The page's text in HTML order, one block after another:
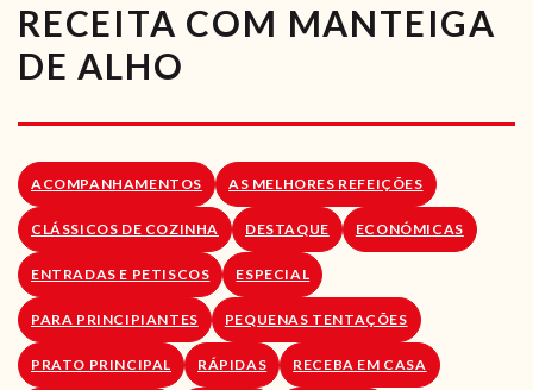
VÍDEOS
LOJA ONLINE
BLOG
RECEITA COM MANTEIGA
DE ALHO
ACOMPANHAMENTOS AS MELHORES REFEIÇÕES
CLÁSSICOS DE COZINHA DESTAQUE ECONÓMICAS
ENTRADAS E PETISCOS ESPECIAL
PARA PRINCIPIANTES PEQUENAS TENTAÇÕES
PRATO PRINCIPAL RÁPIDAS RECEBA EM CASA